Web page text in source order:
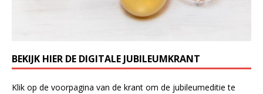
BEKIJK HIER DE DIGITALE JUBILEUMKRANT
Klik op de voorpagina van de krant om de jubileumeditie te